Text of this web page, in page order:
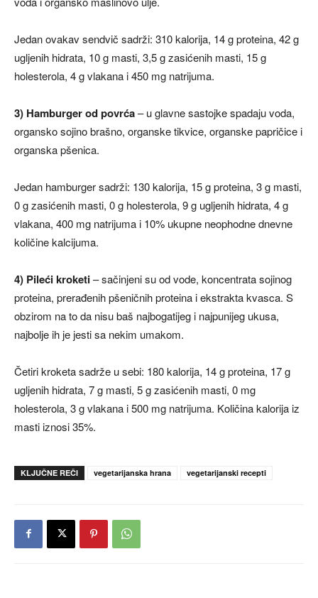
Jedan ovakav sendvič sadrži: 310 kalorija, 14 g proteina, 42 g
ugljenih hidrata, 10 g masti, 3,5 g zasićenih masti, 15 g
holesterola, 4 g vlakana i 450 mg natrijuma.
3) Hamburger od povrća– u glavne sastojke spadaju voda,
organsko sojino brašno, organske tikvice, organske papričice i
organska pšenica.
Jedan hamburger sadrži: 130 kalorija, 15 g proteina, 3 g masti,
0 g zasićenih masti, 0 g holesterola, 9 g ugljenih hidrata, 4 g
vlakana, 400 mg natrijuma i 10% ukupne neophodne dnevne
količine kalcijuma.
4) Pileći kroketi– sačinjeni su od vode, koncentrata sojinog
proteina, prerađenih pšeničnih proteina i ekstrakta kvasca. S
obzirom na to da nisu baš najbogatijeg i najpunijeg ukusa,
najbolje ih je jesti sa nekim umakom.
Četiri kroketa sadrže u sebi: 180 kalorija, 14 g proteina, 17 g
ugljenih hidrata, 7 g masti, 5 g zasićenih masti, 0 mg
holesterola, 3 g vlakana i 500 mg natrijuma. Količina kalorija iz
masti iznosi 35%.
KLJUČNE REČI vegetarijanska hrana vegetarijanski recepti